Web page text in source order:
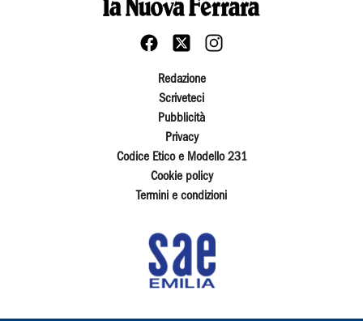
Redazione
Scriveteci
Pubblicità
Privacy
Codice Etico e Modello 231
Cookie policy
Termini e condizioni